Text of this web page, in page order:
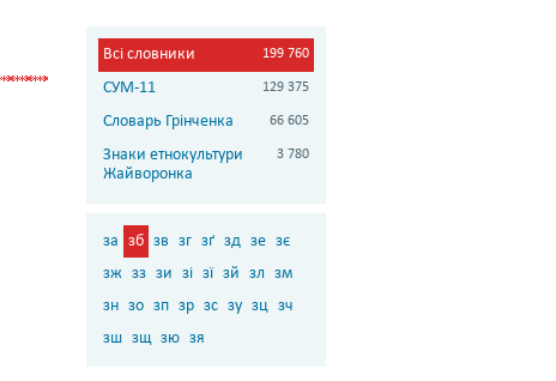
Всі словники 199 760
СУМ-11 129 375
Словарь Грінченка 66 605
Знаки етнокультури
Жайворонка
3 780
за зб зв зг зґ зд зе зє
зж зз зи зі зї зй зл зм
зн зо зп зр зс зу зц зч
зш зщ зю зя